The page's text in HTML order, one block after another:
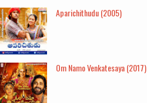
Aparichithudu (2005)
Om Namo Venkatesaya (2017)